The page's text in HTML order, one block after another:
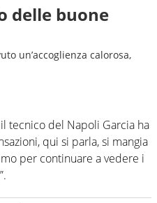
delle buone
un’accoglienza calorosa,
tecnico del Napoli Garcia ha
qui si parla, si mangia
per continuare a vedere i